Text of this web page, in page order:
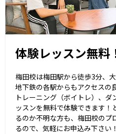
体験レッスン無料
梅田校は梅田駅から徒歩3分、
地下鉄の各駅からもアクセスの
トレーニング（ボイトレ）、
ッスンを無料で体験できます！
るのか不明な方も、梅田校のプ
るので、気軽にお申込み下さい！